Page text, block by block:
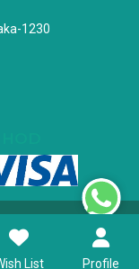
1230
List Profile
Soft
Policy